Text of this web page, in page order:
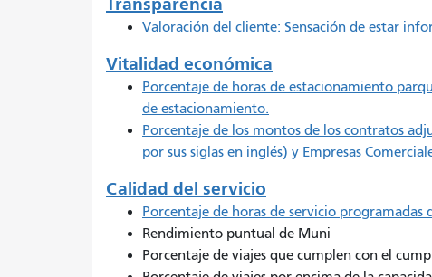
Valoración del cliente: Sensación de estar
Vitalidad económica
Porcentaje de horas de estacionamiento
de estacionamiento.
Porcentaje de los montos de los contratos
por sus siglas en inglés) y Empresas
Calidad del servicio
Porcentaje de horas de servicio programadas
Rendimiento puntual de Muni
Porcentaje de viajes que cumplen con el